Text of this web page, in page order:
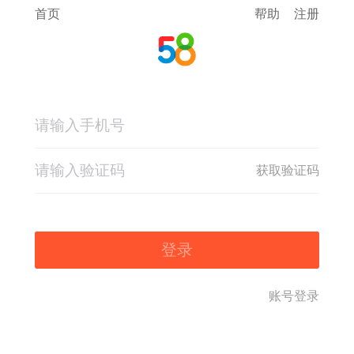
首页 帮助 注册
获取验证码
登录
账号登录